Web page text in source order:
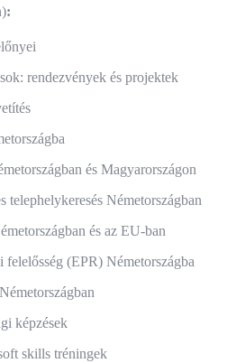
:
rendezvények és projektek
és Magyarországon
telephelykeresés Németországban
és az EU-ban
(EPR) Németországba
képzések
skills tréningek